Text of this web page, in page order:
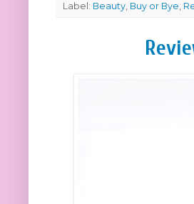
Label: Beauty, Buy or Bye,